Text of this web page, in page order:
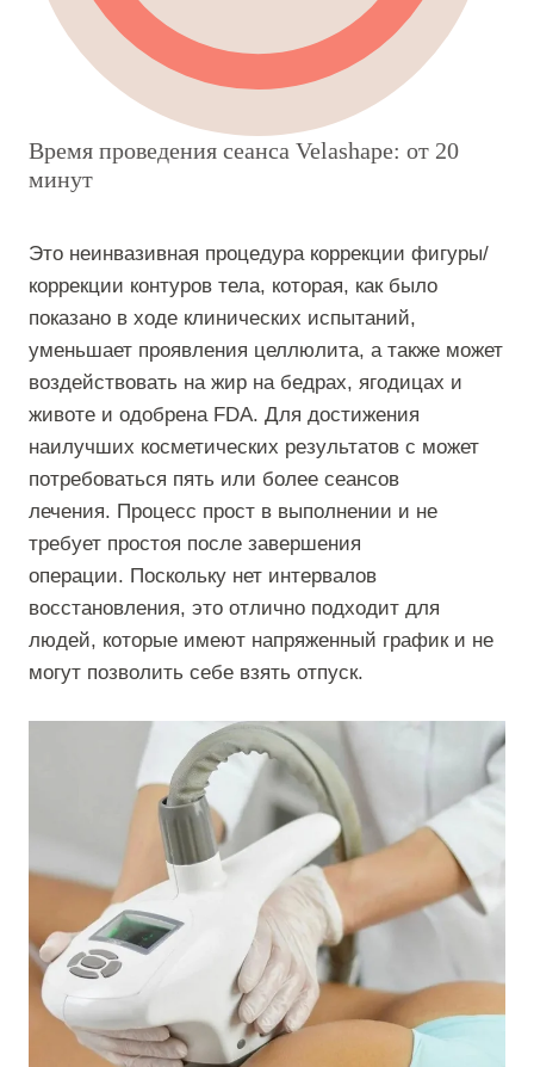
Время проведения сеанса Velashape: от 20
минут
Это неинвазивная процедура коррекции фигуры/
коррекции контуров тела, которая, как было
показано в ходе клинических испытаний,
уменьшает проявления целлюлита, а также может
воздействовать на жир на бедрах, ягодицах и
животе и одобрена FDA. Для достижения
наилучших косметических результатов с может
потребоваться пять или более сеансов
лечения. Процесс прост в выполнении и не
требует простоя после завершения
операции. Поскольку нет интервалов
восстановления, это отлично подходит для
людей, которые имеют напряженный график и не
могут позволить себе взять отпуск.